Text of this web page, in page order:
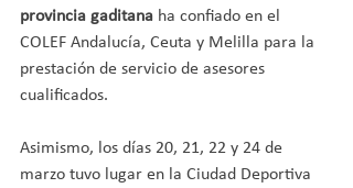
provincia gaditana ha confiado en el
COLEF Andalucía, Ceuta y Melilla para la
prestación de servicio de asesores
cualificados.
Asimismo, los días 20, 21, 22 y 24 de
marzo tuvo lugar en la Ciudad Deportiva